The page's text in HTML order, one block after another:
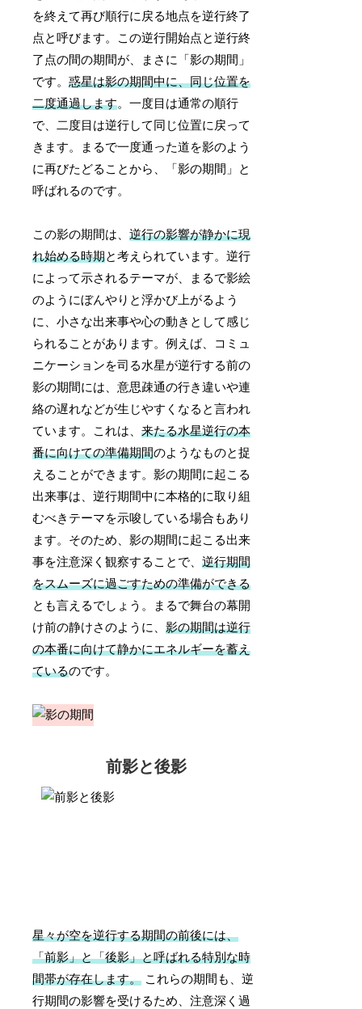
を終えて再び順行に戻る地点を逆行終了
点と呼びます。この逆行開始点と逆行終
了点の間の期間が、まさに「影の期間」
です。惑星は影の期間中に、同じ位置を
二度通過します。一度目は通常の順行
で、二度目は逆行して同じ位置に戻って
きます。まるで一度通った道を影のよう
に再びたどることから、「影の期間」と
呼ばれるのです。
この影の期間は、逆行の影響が静かに現
れ始める時期と考えられています。逆行
によって示されるテーマが、まるで影絵
のようにぼんやりと浮かび上がるよう
に、小さな出来事や心の動きとして感じ
られることがあります。例えば、コミュ
ニケーションを司る水星が逆行する前の
影の期間には、意思疎通の行き違いや連
絡の遅れなどが生じやすくなると言われ
ています。これは、来たる水星逆行の本
番に向けての準備期間のようなものと捉
えることができます。影の期間に起こる
出来事は、逆行期間中に本格的に取り組
むべきテーマを示唆している場合もあり
ます。そのため、影の期間に起こる出来
事を注意深く観察することで、逆行期間
をスムーズに過ごすための準備ができる
とも言えるでしょう。まるで舞台の幕開
け前の静けさのように、影の期間は逆行
の本番に向けて静かにエネルギーを蓄え
ているのです。
前影と後影
星々が空を逆行する期間の前後には、
「前影」と「後影」と呼ばれる特別な時
間帯が存在します。 これらの期間も、逆
行期間の影響を受けるため、注意深く過